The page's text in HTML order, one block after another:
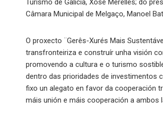
Turismo de Galicia, Xosé Merelles; do
Câmara Municipal de Melgaço, Manoel
O proxecto ¨Gerês-Xurés Mais
transfronteiriza e construír unha visión
promovendo a cultura e o turismo
dentro das prioridades de investimentos
fixo un alegato en favor da cooperación
máis unión e máis cooperación a ambos